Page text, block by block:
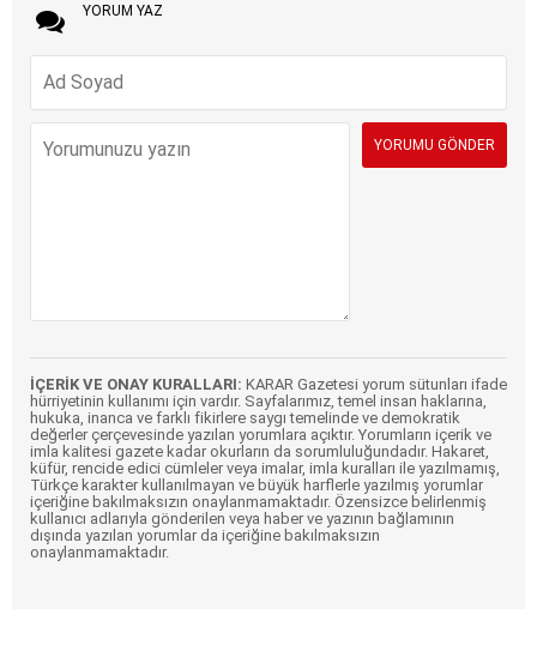
YORUM YAZ
İÇERİK VE ONAY KURALLARI: KARAR Gazetesi yorum sütunları ifade
hürriyetinin kullanımı için vardır. Sayfalarımız, temel insan haklarına,
hukuka, inanca ve farklı fikirlere saygı temelinde ve demokratik
değerler çerçevesinde yazılan yorumlara açıktır. Yorumların içerik ve
imla kalitesi gazete kadar okurların da sorumluluğundadır. Hakaret,
küfür, rencide edici cümleler veya imalar, imla kuralları ile yazılmamış,
Türkçe karakter kullanılmayan ve büyük harflerle yazılmış yorumlar
içeriğine bakılmaksızın onaylanmamaktadır. Özensizce belirlenmiş
kullanıcı adlarıyla gönderilen veya haber ve yazının bağlamının
dışında yazılan yorumlar da içeriğine bakılmaksızın
onaylanmamaktadır.